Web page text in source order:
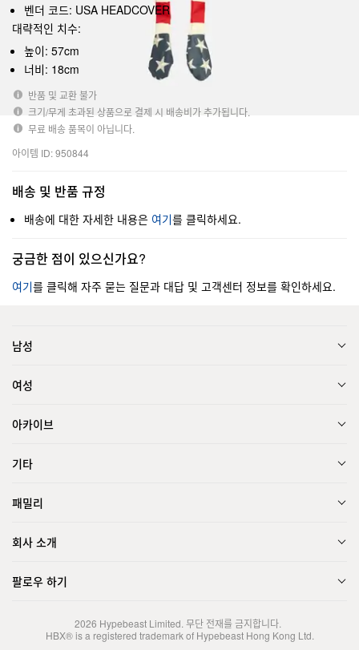
벤더 코드: USA HEADCOVER
대략적인 치수:
높이: 57cm
너비: 18cm
반품 및 교환 불가
크기/무게 초과된 상품으로 결제 시 배송비가 추가됩니다.
무료 배송 품목이 아닙니다.
아이템 ID: 950844
배송 및 반품 규정
배송에 대한 자세한 내용은 여기를 클릭하세요.
궁금한 점이 있으신가요?
여기를 클릭해 자주 묻는 질문과 대답 및 고객센터 정보를 확인하세요.
남성
여성
아카이브
기타
패밀리
회사 소개
팔로우 하기
2026 Hypebeast Limited. 무단 전재를 금지합니다.
HBX® is a registered trademark of Hypebeast Hong Kong Ltd.